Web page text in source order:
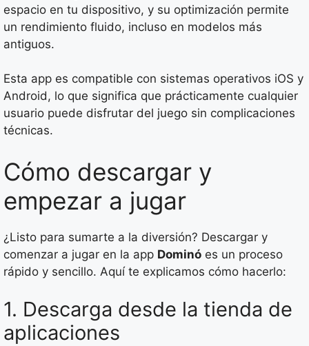
espacio en tu dispositivo, y su optimización permite
un rendimiento fluido, incluso en modelos más
antiguos.
Esta app es compatible con sistemas operativos iOS y
Android, lo que significa que prácticamente cualquier
usuario puede disfrutar del juego sin complicaciones
técnicas.
Cómo descargar y
empezar a jugar
¿Listo para sumarte a la diversión? Descargar y
comenzar a jugar en la app Dominó es un proceso
rápido y sencillo. Aquí te explicamos cómo hacerlo:
1. Descarga desde la tienda de
aplicaciones